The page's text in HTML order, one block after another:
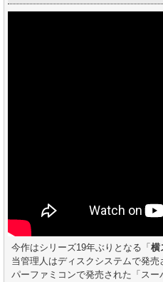
今作はシリーズ19年ぶりとなる「 横
当管理人はディスクシステムで発
パーファミコンで発売された「ス